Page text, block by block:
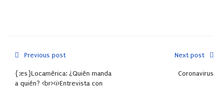
Previous post
{:es}Locamérica: ¿Quién manda
a quién? <br><i>Entrevista con
Next post
Coronavirus